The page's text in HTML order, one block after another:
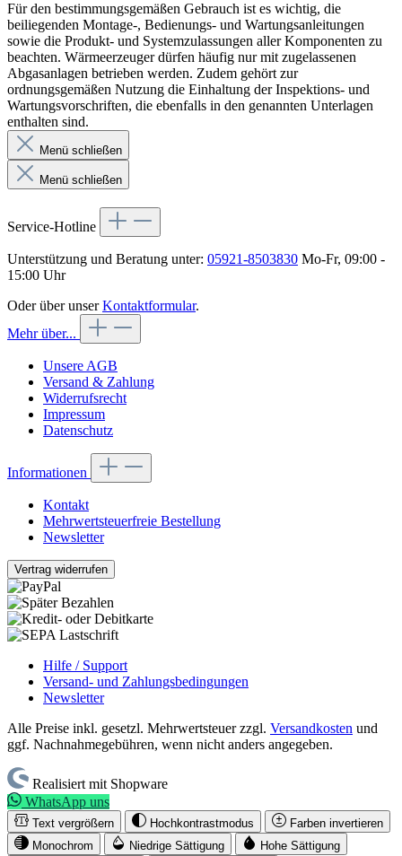
Für den bestimmungsgemäßen Gebrauch ist es wichtig, die
beiliegenden Montage-, Bedienungs- und Wartungsanleitungen
sowie die Produkt- und Systemzulassungen aller Komponenten zu
beachten. Wärmeerzeuger dürfen häufig nur mit zugelassenen
Abgasanlagen betrieben werden. Zudem gehört zur
ordnungsgemäßen Nutzung die Einhaltung der Inspektions- und
Wartungsvorschriften, die ebenfalls in den genannten Unterlagen
enthalten sind.
Menü schließen
Menü schließen
Service-Hotline
Unterstützung und Beratung unter: 05921-8503830 Mo-Fr, 09:00 -
15:00 Uhr
Oder über unserKontaktformular.
Mehr über...
Unsere AGB
Versand & Zahlung
Widerrufsrecht
Impressum
Datenschutz
Informationen
Kontakt
Mehrwertsteuerfreie Bestellung
Newsletter
Vertrag widerrufen
Hilfe / Support
Versand- und Zahlungsbedingungen
Newsletter
Alle Preise inkl. gesetzl. Mehrwertsteuer zzgl. Versandkosten und
ggf. Nachnahmegebühren, wenn nicht anders angegeben.
Realisiert mit Shopware
WhatsApp uns
Text vergrößern Hochkontrastmodus
Farben invertieren
Monochrom
Niedrige Sättigung Hohe Sättigung